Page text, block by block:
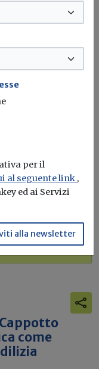
per
è ancora
per
di un nuovo
come
per il
al seguente link ,
ed ai Servizi
alla newsletter